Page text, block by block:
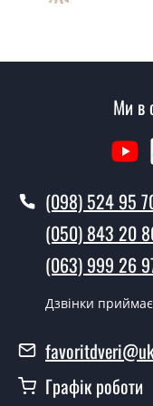
Замок
Вартість
сейфовий - від 1600
Як швидко
Замок
У той самий день
наявності їх на
Чи можна
Так можна.
У вас є в
Ми в
(098) 524 95
(050) 843 20
(063) 999 26
Дзвінки
Графік роботи